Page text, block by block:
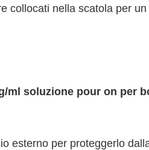
collocati nella scatola per un
ml soluzione pour on per
esterno per proteggerlo